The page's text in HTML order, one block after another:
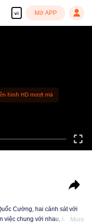
vi Mở APP
hình HD mượt mà
Cường, hai cảnh sát với
chung với nhau, tạo
More